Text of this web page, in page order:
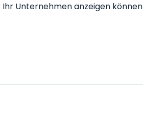
Ihr Unternehmen anzeigen können